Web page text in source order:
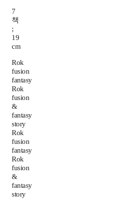
7
책
;
19
cm
Rok
fusion
fantasy
Rok
fusion
&
fantasy
story
Rok
fusion
fantasy
Rok
fusion
&
fantasy
story